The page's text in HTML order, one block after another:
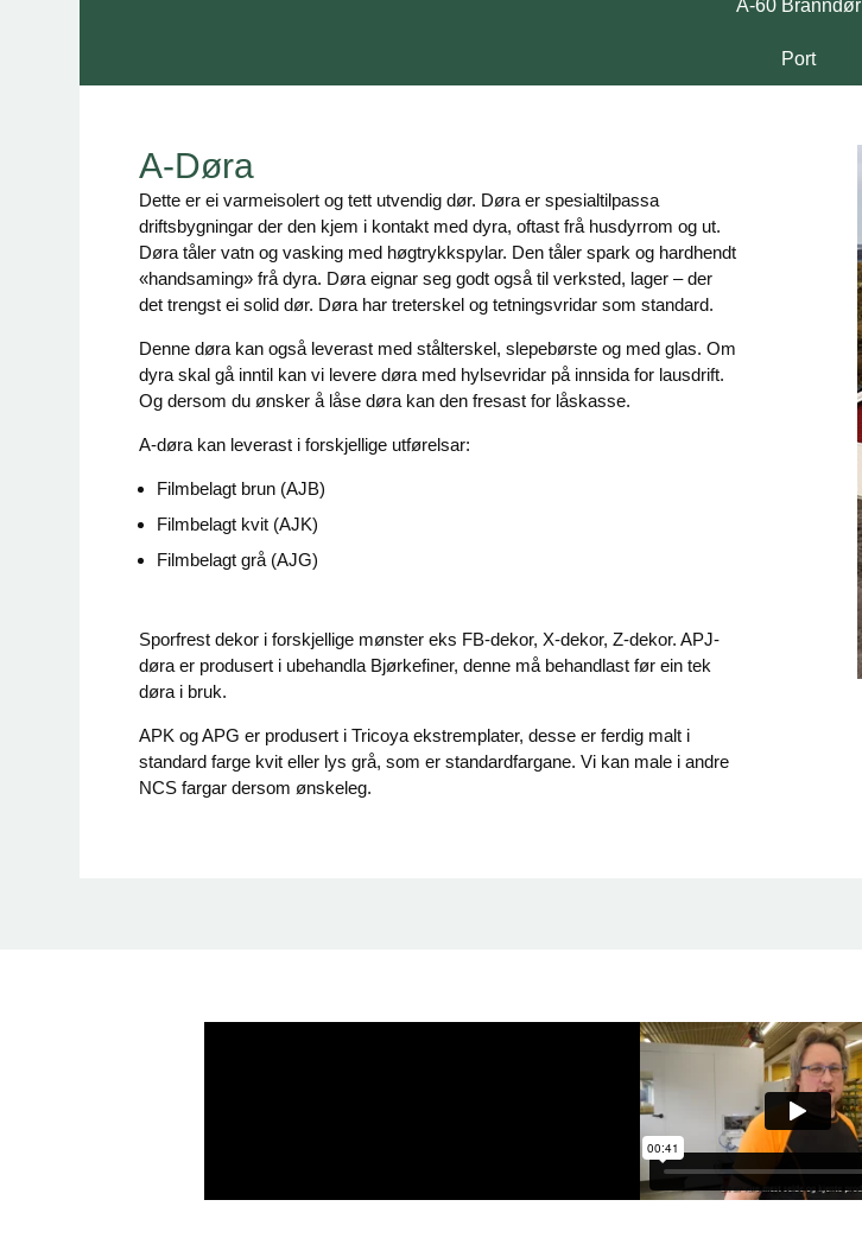
A-60 Branndør
Port
A-Døra
Dette er ei varmeisolert og tett utvendig dør. Døra er spesialtilpassa
driftsbygningar der den kjem i kontakt med dyra, oftast frå husdyrrom og ut.
Døra tåler vatn og vasking med høgtrykkspylar. Den tåler spark og hardhendt
«handsaming» frå dyra. Døra eignar seg godt også til verksted, lager – der
det trengst ei solid dør. Døra har treterskel og tetningsvridar som standard.
Denne døra kan også leverast med stålterskel, slepebørste og med glas. Om
dyra skal gå inntil kan vi levere døra med hylsevridar på innsida for lausdrift.
Og dersom du ønsker å låse døra kan den fresast for låskasse.
A-døra kan leverast i forskjellige utførelsar:
Filmbelagt brun (AJB)
Filmbelagt kvit (AJK)
Filmbelagt grå (AJG)
Sporfrest dekor i forskjellige mønster eks FB-dekor, X-dekor, Z-dekor. APJ-
døra er produsert i ubehandla Bjørkefiner, denne må behandlast før ein tek
døra i bruk.
APK og APG er produsert i Tricoya ekstremplater, desse er ferdig malt i
standard farge kvit eller lys grå, som er standardfargane. Vi kan male i andre
NCS fargar dersom ønskeleg.